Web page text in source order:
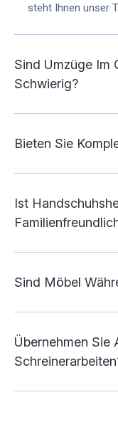
steht Ihnen unser
Sind Umzüge Im
Schwierig?
Bieten Sie
Ist
Sind Möbel
Übernehmen